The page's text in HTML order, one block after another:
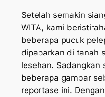
Setelah semakin
WITA, kami
beberapa pucuk
dipaparkan di tanah
lesehan. Sadangkan
beberapa gambar
reportase ini.